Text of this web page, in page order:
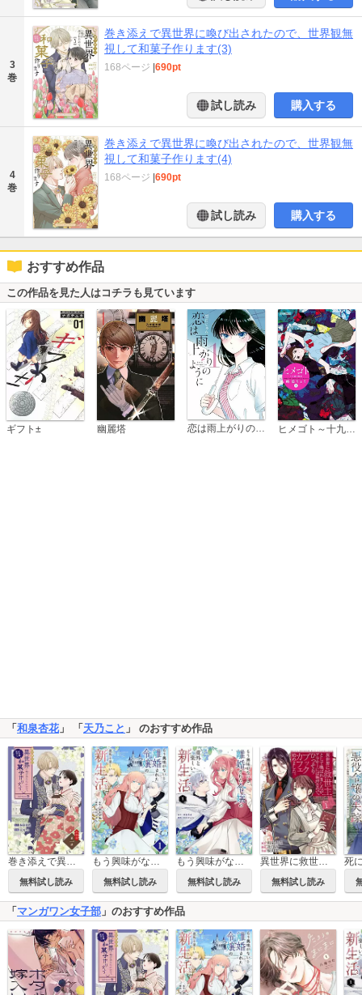
3
巻
巻き添えで異世界に喚び出されたので、世界観無
視して和菓子作ります(3)
168ページ 690pt
試し読み 購入する
4
巻
巻き添えで異世界に喚び出されたので、世界観無
視して和菓子作ります(4)
168ページ 690pt
試し読み 購入する
おすすめ作品
この作品を見た人はコチラも見ています
ギフト± 幽麗塔 恋は雨上がりのように
「 和泉杏花」 「 天乃こと 」 のおすすめ作品
巻き添えで異世界に喚び出されたので、世界観無視して和菓子作ります【単話】
無料試し読み
もう興味がないと離婚された令嬢の意外と楽しい新生活【単話】
無料試し読み
もう興味がないと離婚された令嬢の意外と楽しい新生活
無料試し読み
異世界に救世主として喚ばれましたが、アラサーには無理なので、ひっそりブックカフェ始めました。
無料試し読み
「 マンガワン女子部 」のおすすめ作品